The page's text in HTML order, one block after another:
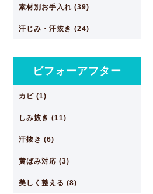
素材別お手入れ (39)
汗じみ・汗抜き (24)
ビフォーアフター
カビ (1)
しみ抜き (11)
汗抜き (6)
黄ばみ対応 (3)
美しく整える (8)